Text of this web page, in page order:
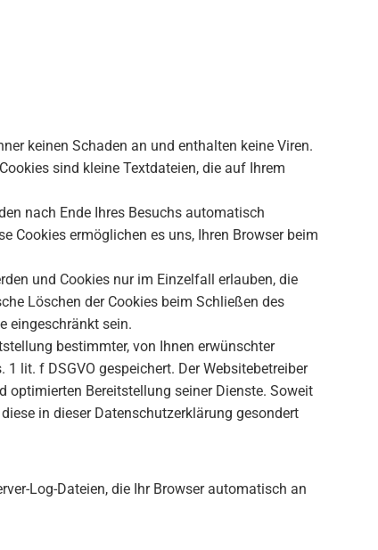
keinen Schaden an und enthalten keine Viren.
sind kleine Textdateien, die auf Ihrem
nach Ende Ihres Besuchs automatisch
Cookies ermöglichen es uns, Ihren Browser beim
und Cookies nur im Einzelfall erlauben, die
Löschen der Cookies beim Schließen des
eingeschränkt sein.
bestimmter, von Ihnen erwünschter
lit. f DSGVO gespeichert. Der Websitebetreiber
optimierten Bereitstellung seiner Dienste. Soweit
in dieser Datenschutzerklärung gesondert
Log-Dateien, die Ihr Browser automatisch an